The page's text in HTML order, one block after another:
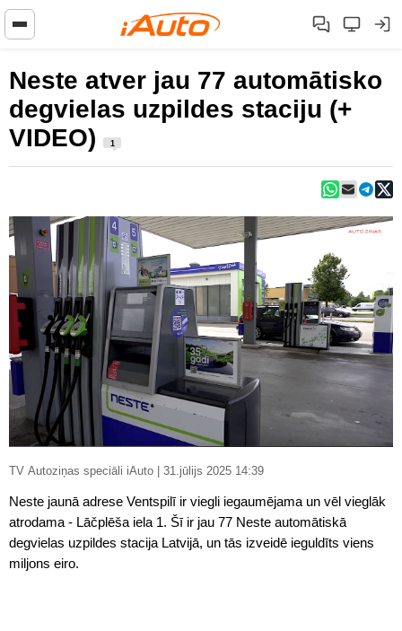
Neste atver jau 77 automātisko
degvielas uzpildes staciju (+
VIDEO)
1
TV Autoziņas speciāli iAuto | 31.jūlijs 2025 14:39
Neste jaunā adrese Ventspilī ir viegli iegaumējama un vēl vieglāk
atrodama - Lāčplēša iela 1. Šī ir jau 77 Neste automātiskā
degvielas uzpildes stacija Latvijā, un tās izveidē ieguldīts viens
miljons eiro.